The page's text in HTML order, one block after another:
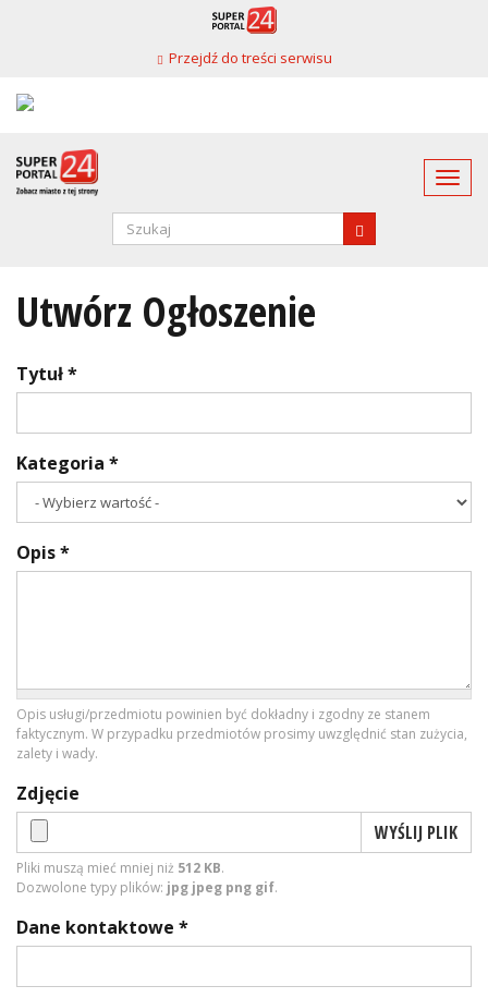
Przejdź do treści serwisu
Formularz
Utwórz Ogłoszenie
Tytuł*
Kategoria *
Opis*
Opis usługi/przedmiotu powinien być dokładny i zgodny ze stanem
faktycznym. W przypadku przedmiotów prosimy uwzględnić stan zużycia,
zalety i wady.
Zdjęcie
WYŚLIJ PLIK
Pliki muszą mieć mniej niż 512 KB.
Dozwolone typy plików: jpg jpeg png gif.
Dane kontaktowe *